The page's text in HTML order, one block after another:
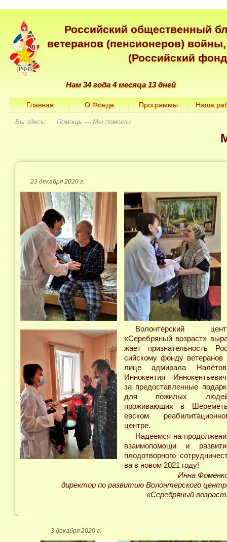
Российский общественный
ветеранов (пенсионеров)
(Российский
Нам 34 года 4 месяца 13 дней
Главная О Фонде Программы Наша
Вы здесь: Помощь — Мы помогли
23 декабря 2020 г.
Волонтерский
«Серебряный возраст»
жает признательность
сийскому фонду ветеранов
лице адмирала
Иннокентия
за предоставленные
для пожилых
проживающих в
евском
центре.
Надеемся на
взаимопомощи и
плодотворного
ва в новом 2021 году!
Инна
директор по развитию Волонтерского
«Серебряный
3 декабря 2020 г.